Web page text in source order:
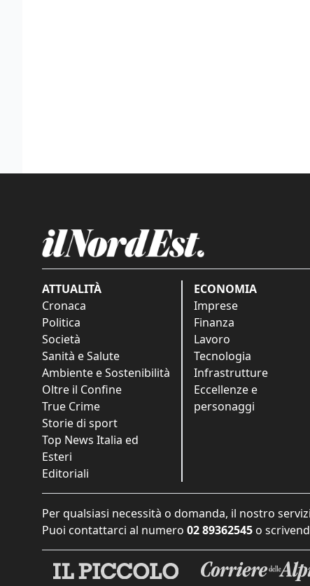
ATTUALITÀ
Cronaca
Politica
Società
Sanità e Salute
Ambiente e Sostenibilità
Oltre il Confine
True Crime
Storie di sport
Top News Italia ed
Esteri
Editoriali
ECONOMIA
Imprese
Finanza
Lavoro
Tecnologia
Infrastrutture
Eccellenze e
personaggi
Per qualsiasi necessità o domanda, il nostro
Puoi contattarci al numero 02 89362545 o